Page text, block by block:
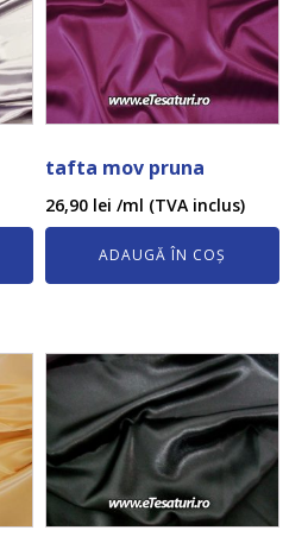
tafta mov pruna
26,90 lei /ml (TVA inclus)
ADAUGĂ ÎN COȘ